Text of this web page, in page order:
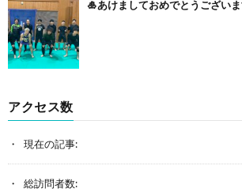
🎍あけましておめでとうござい
アクセス数
現在の記事:
総訪問者数: